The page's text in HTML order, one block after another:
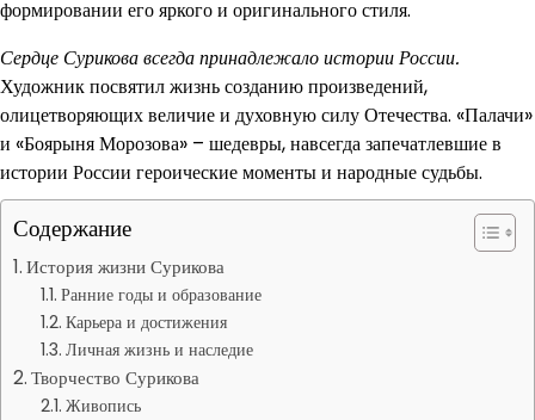
формировании его яркого и оригинального стиля.
Сердце Сурикова всегда принадлежало истории России.
Художник посвятил жизнь созданию произведений,
олицетворяющих величие и духовную силу Отечества. «Палачи»
и «Боярыня Морозова» – шедевры, навсегда запечатлевшие в
истории России героические моменты и народные судьбы.
Содержание
История жизни Сурикова
Ранние годы и образование
Карьера и достижения
Личная жизнь и наследие
Творчество Сурикова
Живопись